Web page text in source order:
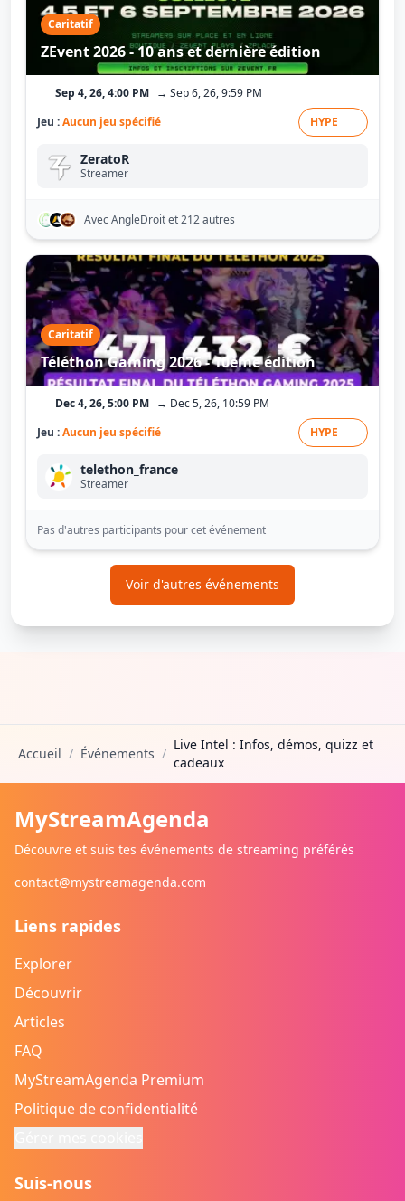
Caritatif
ZEvent 2026 - 10 ans et dernière édition
Sep 4, 26, 4:00 PM → Sep 6, 26, 9:59 PM
Jeu :Aucun jeu spécifié HYPE
ZeratoR
Streamer
Avec AngleDroitet 212 autres
Caritatif
Téléthon Gaming 2026 - 10ème édition
Dec 4, 26, 5:00 PM → Dec 5, 26, 10:59 PM
Jeu :Aucun jeu spécifié HYPE
telethon_france
Streamer
Pas d'autres participants pour cet événement
Voir d'autres événements
Accueil / Événements /
Live Intel : Infos, démos, quizz et
cadeaux
MyStreamAgenda
Découvre et suis tes événements de streaming préférés
contact@mystreamagenda.com
Liens rapides
Explorer
Découvrir
Articles
FAQ
MyStreamAgenda Premium
Politique de confidentialité
Suis-nous